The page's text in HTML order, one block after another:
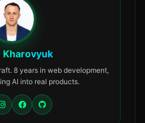
Kharovyuk
8 years in web development,
AI into real products.